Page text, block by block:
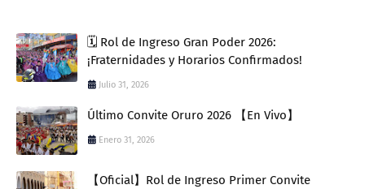
🗓️ Rol de Ingreso Gran Poder 2026:
¡Fraternidades y Horarios Confirmados!
Julio 31, 2026
Último Convite Oruro 2026 【En Vivo】
Enero 31, 2026
【Oficial】Rol de Ingreso Primer Convite